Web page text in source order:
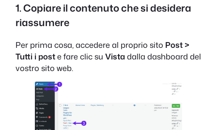
1. Copiare il contenuto che si desidera
riassumere
Per prima cosa, accedere al proprio sito Post >
Tutti i poste fare clic su Vistadalla dashboard del
vostro sito web.